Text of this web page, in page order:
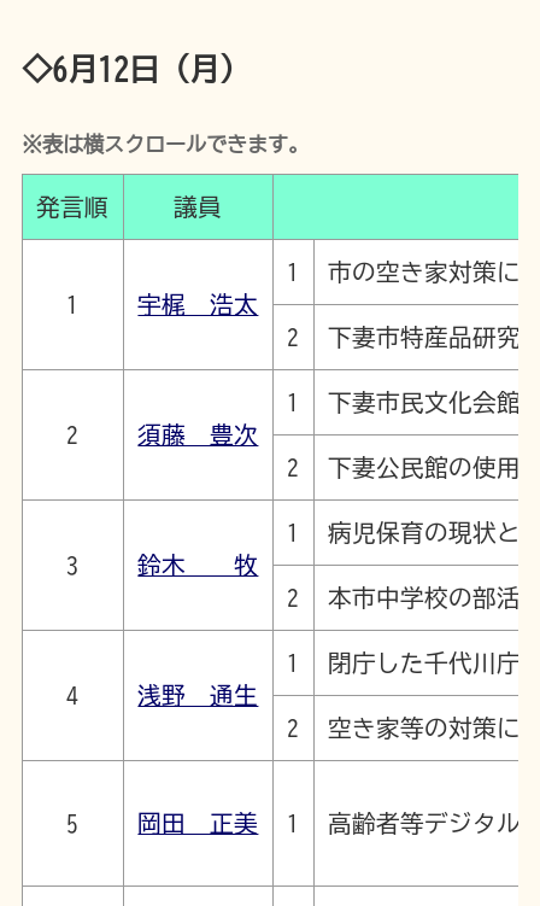
◇6月12日（月）
※表は横スクロールできます。
発言順 議員
1 宇梶 浩太
1 市の空き家対策に
2 下妻市特産品研究
2 須藤 豊次
1 下妻市民文化会館
2 下妻公民館の使用
3 鈴木 牧
1 病児保育の現状と
2 本市中学校の部活
4 浅野 通生
1 閉庁した千代川庁
2 空き家等の対策に
5 岡田 正美 1 高齢者等デジタル